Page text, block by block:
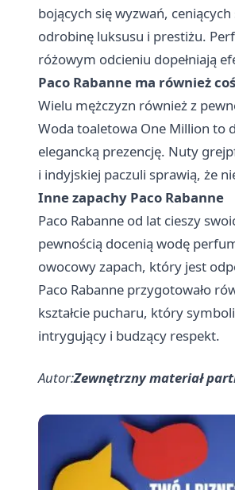
bojących się wyzwań,
odrobinę luksusu i prestiżu.
różowym odcieniu dopełniają
Paco Rabanne ma również
Wielu mężczyzn również z
Woda toaletowa One Million to
elegancką prezencję. Nuty
i indyjskiej paczuli sprawią, że
Inne zapachy Paco Rabanne
Paco Rabanne od lat cieszy
pewnością docenią wodę
owocowy zapach, który jest
Paco Rabanne przygotowało
kształcie pucharu, który
intrygujący i budzący respekt.
Autor:Zewnętrzny materiał